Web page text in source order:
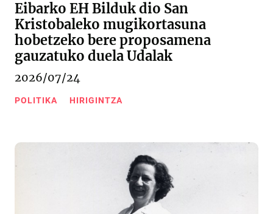
Eibarko EH Bilduk dio San
Kristobaleko mugikortasuna
hobetzeko bere proposamena
gauzatuko duela Udalak
2026/07/24
POLITIKA HIRIGINTZA